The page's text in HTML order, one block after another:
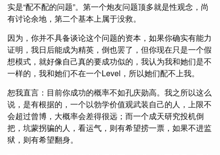
实是“配不配的问题”。第一个炮友问题顶多就是性观念，尚
有讨论余地，第二个基本上属于没救。
因为，你并不具备谈论这个问题的资本，如果你确实有能力
证明，我日后能成为精英，倒也罢了，但你现在只是一个假
想模式，就好像自己真的要成功似的，我认为我和她们是不
一样的，我和她们不在一个Level，所以她们配不上我。
恕我直言：目前你成功的概率不如孔庆勋高。我之所以这么
说，是有根据的，一个以勃学价值观武装自己的人，上限不
会超过曾博，大概率会差得很远；而一个成天研究投机倒
把，坑蒙拐骗的人，看运气，则有希望捞一票，如果不进监
狱，则有希望翻身。